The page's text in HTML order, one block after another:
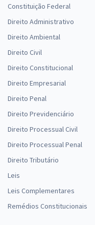
Constituição Federal
Direito Administrativo
Direito Ambiental
Direito Civil
Direito Constitucional
Direito Empresarial
Direito Penal
Direito Previdenciário
Direito Processual Civil
Direito Processual Penal
Direito Tributário
Leis
Leis Complementares
Remédios Constitucionais